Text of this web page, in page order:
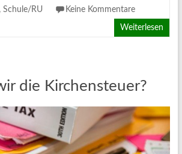
Schule/RU Keine Kommentare
Weiterlesen
die Kirchensteuer?